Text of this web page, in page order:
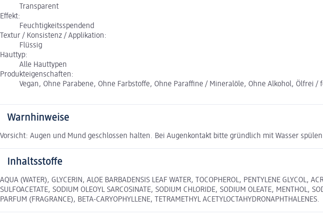
Transparent
Effekt:
Feuchtigkeitsspendend
Textur / Konsistenz / Applikation:
Flüssig
Hauttyp:
Alle Hauttypen
Produkteigenschaften:
Vegan, Ohne Parabene, Ohne Farbstoffe, Ohne Paraffine / Mineralöle, Ohne Alkohol, Ölfrei /
Warnhinweise
Vorsicht: Augen und Mund geschlossen halten. Bei Augenkontakt bitte gründlich mit Wasser
Inhaltsstoffe
AQUA (WATER), GLYCERIN, ALOE BARBADENSIS LEAF WATER, TOCOPHEROL, PENTYLENE GLYCOL,
SULFOACETATE, SODIUM OLEOYL SARCOSINATE, SODIUM CHLORIDE, SODIUM OLEATE, MENTHOL,
PARFUM (FRAGRANCE), BETA-CARYOPHYLLENE, TETRAMETHYL ACETYLOCTAHYDRONAPHTHALENES.